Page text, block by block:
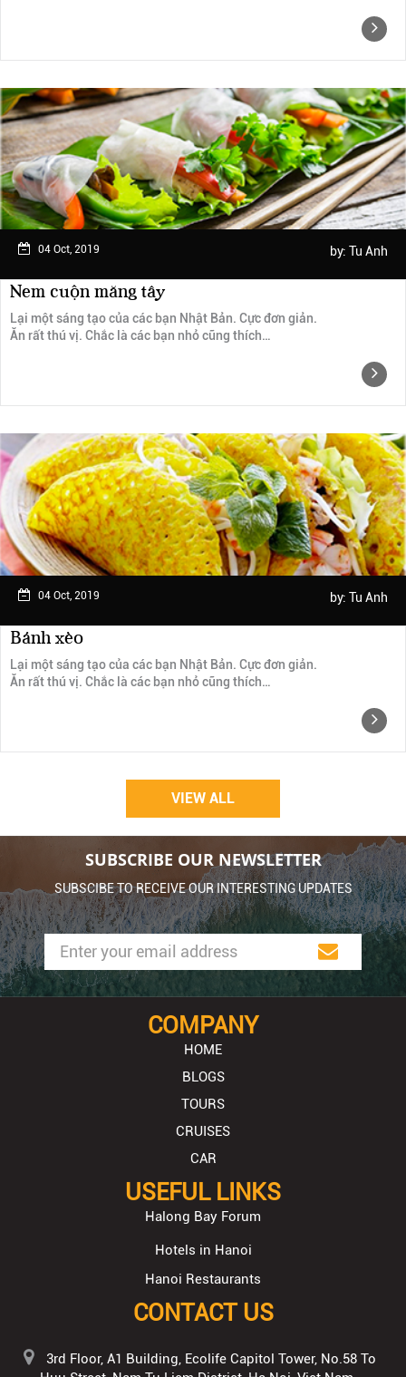
04 Oct, 2019 by: Tu Anh
Nem cuộn măng tây
Lại một sáng tạo của các bạn Nhật Bản. Cực đơn giản.
Ăn rất thú vị. Chắc là các bạn nhỏ cũng thích…
04 Oct, 2019 by: Tu Anh
Bánh xèo
Lại một sáng tạo của các bạn Nhật Bản. Cực đơn giản.
Ăn rất thú vị. Chắc là các bạn nhỏ cũng thích…
VIEW ALL
SUBSCRIBE OUR NEWSLETTER
SUBSCIBE TO RECEIVE OUR INTERESTING UPDATES
COMPANY
HOME
BLOGS
TOURS
CRUISES
CAR
USEFUL LINKS
Halong Bay Forum
Hotels in Hanoi
Hanoi Restaurants
CONTACT US
3rd Floor, A1 Building, Ecolife Capitol Tower, No.58 To